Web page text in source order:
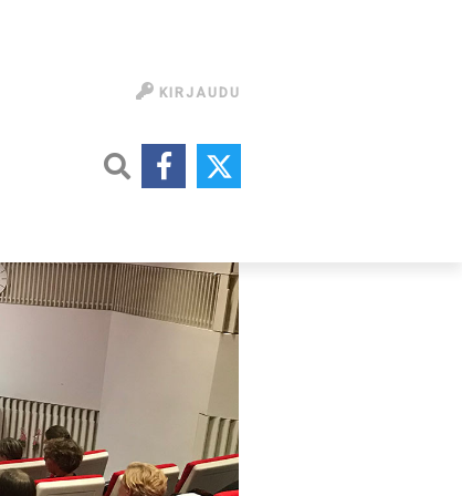
KIRJAUDU